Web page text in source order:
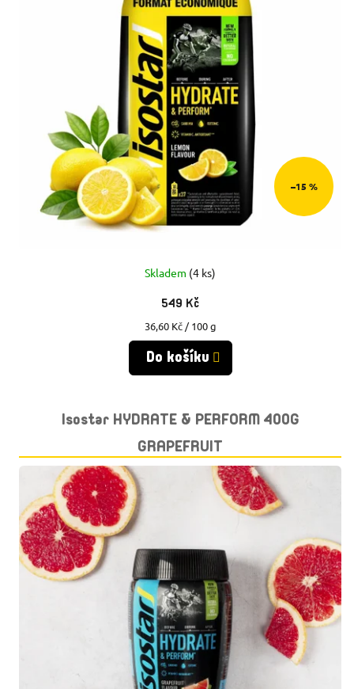
–15 %
Skladem (4 ks)
549 Kč
Měrná
cena:
36,60 Kč / 100 g
Do košíku
Isostar HYDRATE & PERFORM 400G
GRAPEFRUIT